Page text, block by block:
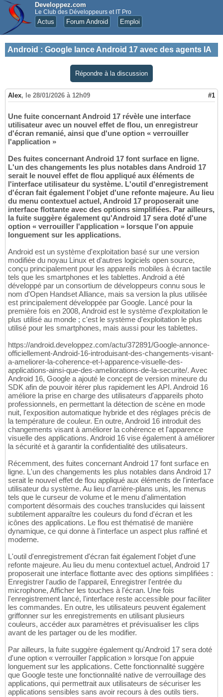
Developpez.com
Le Club des Développeurs et IT Pro
Actus Forum Android Emploi
Android : Google lance Android 17 avec des agents IA
Répondre à la discussion
Alex, le 28/01/2026 à 12h09 #1
Une fuite concernant Android 17 révèle une interface
utilisateur avec un nouvel effet de flou, un enregistreur
d'écran remanié, ainsi que d'une option « verrouiller
l'application »
Des fuites concernant Android 17 font surface en ligne.
L'un des changements les plus notables dans Android 17
serait le nouvel effet de flou appliqué aux éléments de
l'interface utilisateur du système. L'outil d'enregistrement
d'écran fait également l'objet d'une refonte majeure. Au lieu
du menu contextuel actuel, Android 17 proposerait une
interface flottante avec des options simplifiées. Par ailleurs,
la fuite suggère également qu'Android 17 sera doté d'une
option « verrouiller l'application » lorsque l'on appuie
longuement sur les applications.
Android est un système d'exploitation basé sur une version
modifiée du noyau Linux et d'autres logiciels open source,
conçu principalement pour les appareils mobiles à écran tactile
tels que les smartphones et les tablettes. Android a été
développé par un consortium de développeurs connu sous le
nom d'Open Handset Alliance, mais sa version la plus utilisée
est principalement développée par Google. Lancé pour la
première fois en 2008, Android est le système d'exploitation le
plus utilisé au monde ; c'est le système d'exploitation le plus
utilisé pour les smartphones, mais aussi pour les tablettes.
https://android.developpez.com/actu/372891/Google-annonce-
officiellement-Android-16-introduisant-des-changements-visant-
a-ameliorer-la-coherence-et-l-apparence-visuelle-des-
applications-ainsi-que-des-ameliorations-de-la-securite/. Avec
Android 16, Google a ajouté le concept de version mineure du
SDK afin de pouvoir itérer plus rapidement les API. Android 16
améliore la prise en charge des utilisateurs d'appareils photo
professionnels, en permettant la détection de scène en mode
nuit, l'exposition automatique hybride et des réglages précis de
la température de couleur. En outre, Android 16 introduit des
changements visant à améliorer la cohérence et l'apparence
visuelle des applications. Android 16 vise également à améliorer
la sécurité et à garantir la confidentialité des utilisateurs.
Récemment, des fuites concernant Android 17 font surface en
ligne. L'un des changements les plus notables dans Android 17
serait le nouvel effet de flou appliqué aux éléments de l'interface
utilisateur du système. Au lieu d'arrière-plans unis, les menus
tels que le curseur de volume et le menu d'alimentation
comportent désormais des couches translucides qui laissent
subtilement apparaître les couleurs du fond d'écran et les
icônes des applications. Le flou est thématisé de manière
dynamique, ce qui donne à l'interface un aspect plus raffiné et
moderne.
L'outil d'enregistrement d'écran fait également l'objet d'une
refonte majeure. Au lieu du menu contextuel actuel, Android 17
proposerait une interface flottante avec des options simplifiées :
Enregistrer l'audio de l'appareil, Enregistrer l'entrée du
microphone, Afficher les touches à l'écran. Une fois
l'enregistrement lancé, l'interface reste accessible pour faciliter
les commandes. En outre, les utilisateurs peuvent également
griffonner sur les enregistrements en utilisant plusieurs
couleurs, accéder aux paramètres et prévisualiser les clips
avant de les partager ou de les modifier.
Par ailleurs, la fuite suggère également qu'Android 17 sera doté
d'une option « verrouiller l'application » lorsque l'on appuie
longuement sur les applications. Cette fonctionnalité suggère
que Google teste une fonctionnalité native de verrouillage des
applications, qui permettrait aux utilisateurs de sécuriser les
applications sensibles sans avoir recours à des outils tiers.